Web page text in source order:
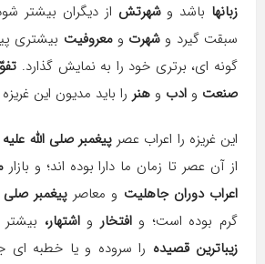
زبان‎ها
باشد وشهرتش
سبقت گیرد و شهرت ومعروفیت
گونه ای، برتری خود را به نمایش گذارد.
صنعت و ادب و هنر را باید مدیون این
این غریزه را اعراب عصرپیغمبر صلی الله
از آن عصر تا زمان ما دارا بوده اند؛ و بازار
اعراب دوران جاهلیت و معاصرپیغمبر صلی
گرم بوده است؛ وافتخار واشتهار،
زیباترین قصیده را سروده و یا خطبه ای